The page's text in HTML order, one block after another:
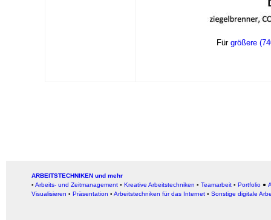
Für größere
ARBEITSTECHNIKEN und mehr
▪ Arbeits- und Zeitmanagement ▪ Kreative Arbeitstechniken ▪ Teamarbeit ▪ Portfolio ●
Visualisieren ▪ Präsentation ▪ Arbeitstechniken für das Internet ▪ Sonstige digitale